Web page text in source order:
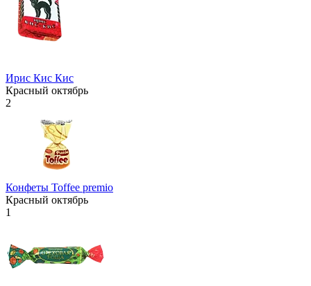
Ирис Кис Кис
Красный октябрь
2
Конфеты Toffee premio
Красный октябрь
1